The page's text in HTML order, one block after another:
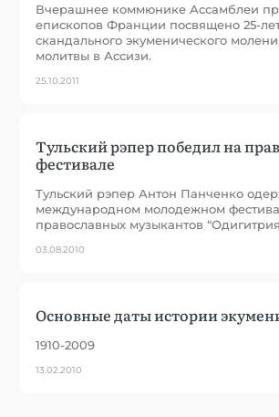
Вчерашнее коммюнике Ассамблеи
епископов Франции посвящено 25-
скандального экуменического
молитвы в Ассизи.
25.10.2011
Тульский рэпер победил на
фестивале
Тульский рэпер Антон Панченко
международном молодежном
православных музыкантов
03.08.2010
Основные даты истории
1910-2009
13.02.2010